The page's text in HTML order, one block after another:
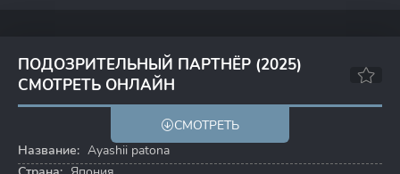
ПОДОЗРИТЕЛЬНЫЙ ПАРТНЁР (2025)
СМОТРЕТЬ ОНЛАЙН
СМОТРЕТЬ
Название: Ayashii patona